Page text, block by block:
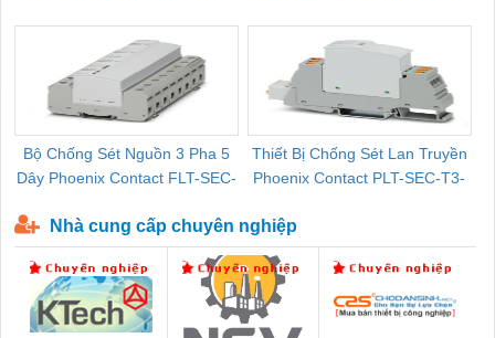
Bộ Chống Sét Nguồn 3 Pha 5
Dây Phoenix Contact FLT-SEC-
Thiết Bị Chống Sét Lan Truyền
Phoenix Contact PLT-SEC-T3-
Nhà cung cấp chuyên nghiệp